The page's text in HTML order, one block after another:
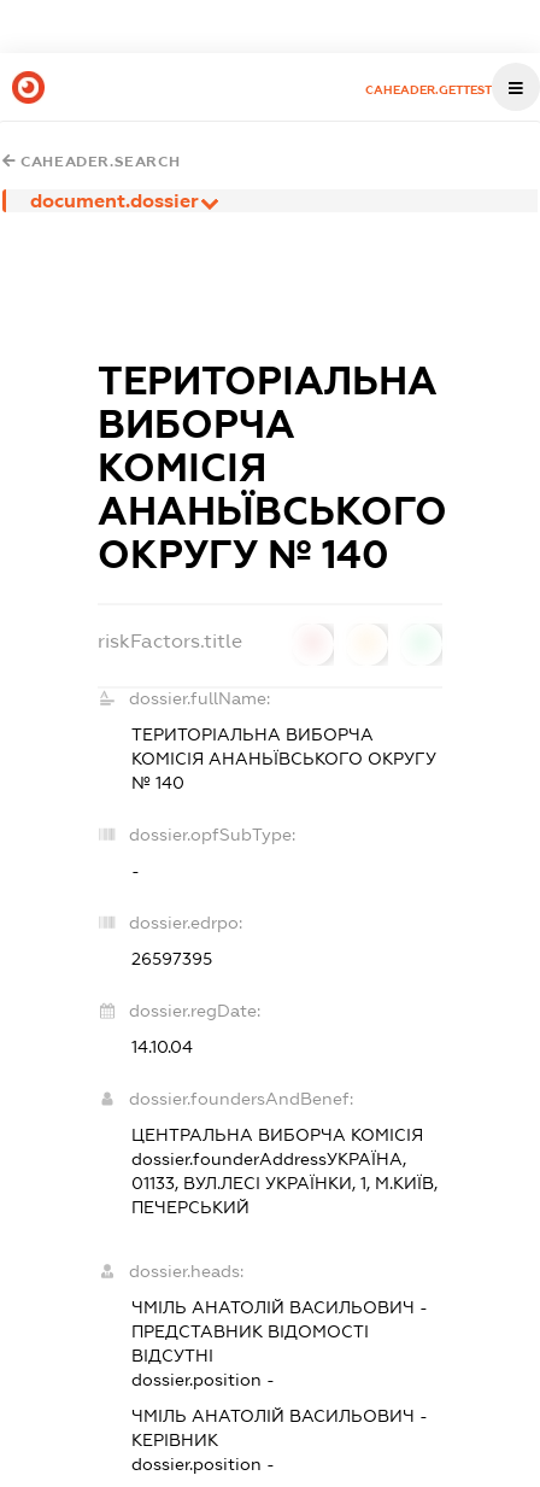
CAHEADER.GETTEST
CAHEADER.SEARCH
document.dossier
ТЕРИТОРІАЛЬНА
ВИБОРЧА
КОМІСІЯ
АНАНЬЇВСЬКОГО
ОКРУГУ № 140
riskFactors.title
dossier.fullName:
ТЕРИТОРІАЛЬНА ВИБОРЧА
КОМІСІЯ АНАНЬЇВСЬКОГО ОКРУГУ
№ 140
dossier.opfSubType:
-
dossier.edrpo:
26597395
dossier.regDate:
14.10.04
dossier.foundersAndBenef:
ЦЕНТРАЛЬНА ВИБОРЧА КОМІСІЯ
dossier.founderAddressУКРАЇНА,
01133, ВУЛ.ЛЕСІ УКРАЇНКИ, 1, М.КИЇВ,
ПЕЧЕРСЬКИЙ
dossier.heads:
ЧМІЛЬ АНАТОЛІЙ ВАСИЛЬОВИЧ -
ПРЕДСТАВНИК ВІДОМОСТІ
ВІДСУТНІ
dossier.position -
ЧМІЛЬ АНАТОЛІЙ ВАСИЛЬОВИЧ -
КЕРІВНИК
dossier.position -